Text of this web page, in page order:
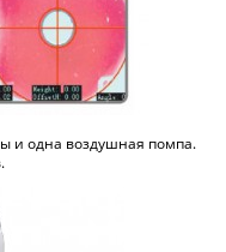
и одна воздушная помпа.